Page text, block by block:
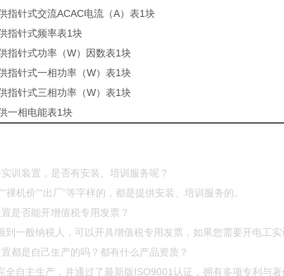
指针式交流ACAC电流（A）表1块
指针式频率表1块
指针式功率（W）因数表1块
指针式一相功率（W）表1块
指针式三相功率（W）表1块
一相电能表1块
训装置，是否有安装、培训服务呢？
机价”“出厂”等字样的，都是提供安装、培训服务的。
是否能开增值税专用发票？
一般纳税人，可以开具增值税专用发票，如果您需要开电工
都是自己生产的吗？都有什么产品资质？
自主生产，并通过了最新版ISO9001认证，拥有多项专利与著